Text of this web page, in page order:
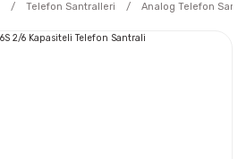
Telefon Santralleri Analog Telefon